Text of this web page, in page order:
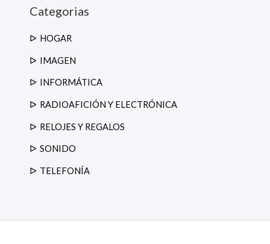
s
Categorias
HOGAR
IMAGEN
INFORMÁTICA
RADIOAFICIÓN Y ELECTRÓNICA
RELOJES Y REGALOS
SONIDO
TELEFONÍA